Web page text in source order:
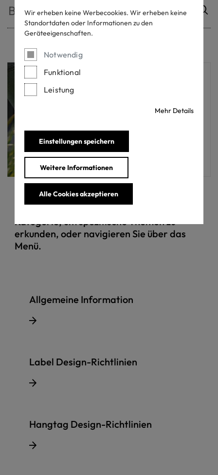
Wir erheben keine Werbecookies. Wir erheben keine
Standortdaten oder Informationen zu den
Geräteeigenschaften.
Notwendig
Funktional
Leistung
Mehr Details
Einstellungen speichern
Weitere Informationen
Alle Cookies akzeptieren
Lernen Sie, wie man das MADE IN GREEN-
Kategorie, um spezifische Themen zu
erkunden, oder navigieren Sie über das
Menü.
Allgemeine Information
Label Design-Richtlinien
Hangtag Design-Richtlinien